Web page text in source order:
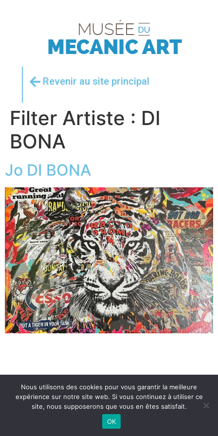
Revenir au site principal
Filter Artiste : DI
BONA
Jo DI BONA
Nous utilisons des cookies pour vous garantir la meilleure
expérience sur notre site web. Si vous continuez à utiliser ce
site, nous supposerons que vous en êtes satisfait.
OK